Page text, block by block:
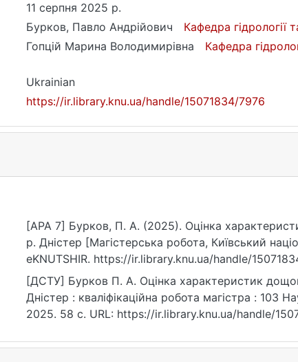
11 серпня 2025 р.
Бурков, Павло Андрійович
Кафедра гідрології
Гопцій Марина Володимирівна Кафедра
Ukrainian
https://ir.library.knu.ua/handle/15071834/7976
[APA 7] Бурков, П. А. (2025). Оцінка
р. Дністер [Магістерська робота, Київський
eKNUTSHIR. https://ir.library.knu.ua/handle/
[ДСТУ] Бурков П. А. Оцінка характеристик
Дністер : кваліфікаційна робота магістра : 103
2025. 58 с. URL: https://ir.library.knu.ua/handle/